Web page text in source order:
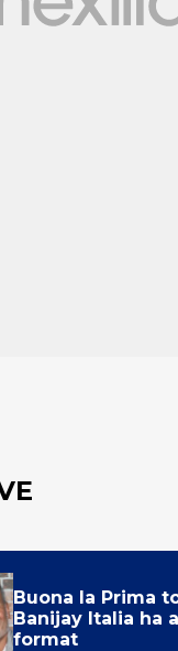
Buona la Prima
Banijay Italia ha
format